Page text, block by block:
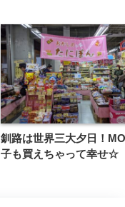
釧路は世界三大夕日！
子も買えちゃって幸せ☆